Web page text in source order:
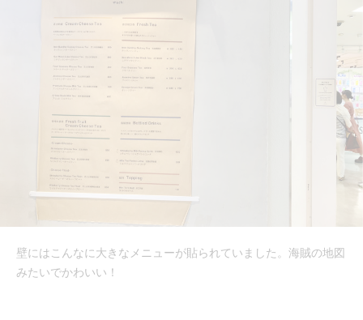
壁にはこんなに大きなメニューが貼られていました。海賊の地図
みたいでかわいい！